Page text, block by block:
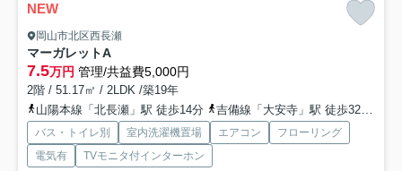
NEW
岡山市北区西長瀬
マーガレットA
7.5万円 管理/共益費5,000円
2階 / 51.17㎡ / 2LDK /築19年
山陽本線「北長瀬」駅 徒歩14分
吉備線「大安寺」駅 徒歩32分
バス・トイレ別 室内洗濯機置場 エアコン
フローリング
電気有
TVモニタ付インターホン